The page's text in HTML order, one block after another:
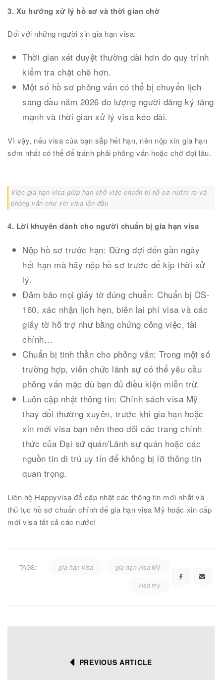
3. Xu hướng xử lý hồ sơ và thời gian chờ
Đối với những người xin gia hạn visa:
Thời gian xét duyệt thường dài hơn do quy trình
kiểm tra chặt chẽ hơn.
Một số hồ sơ phỏng vấn có thể bị chuyển lịch
sang đầu năm 2026 do lượng người đăng ký tăng
mạnh và thời gian xử lý visa kéo dài.
Vì vậy, nếu visa của bạn sắp hết hạn, nên nộp xin gia hạn
sớm nhất có thể để tránh phải phỏng vấn hoặc chờ đợi lâu.
Việc gia hạn visa giúp hạn chế việc chuẩn bị hồ sơ rườm ra và
phỏng vấn như xin visa lần đầu
4. Lời khuyên dành cho người chuẩn bị gia hạn visa
Nộp hồ sơ trước hạn: Đừng đợi đến gần ngày
hết hạn mà hãy nộp hồ sơ trước để kịp thời xử
lý.
Đảm bảo mọi giấy tờ đúng chuẩn: Chuẩn bị DS-
160, xác nhận lịch hẹn, biên lai phí visa và các
giấy tờ hỗ trợ như bằng chứng công việc, tài
chính…
Chuẩn bị tinh thần cho phỏng vấn: Trong một số
trường hợp, viên chức lãnh sự có thể yêu cầu
phỏng vấn mặc dù bạn đủ điều kiện miễn trừ.
Luôn cập nhật thông tin: Chính sách visa Mỹ
thay đổi thường xuyên, trước khi gia hạn hoặc
xin mới visa bạn nên theo dõi các trang chính
thức của Đại sứ quán/Lãnh sự quán hoặc các
nguồn tin di trú uy tín để không bị lỡ thông tin
quan trọng.
Liên hệ Happyvisa để cập nhật các thông tin mới nhất và
thủ tục hồ sơ chuẩn chỉnh để gia hạn visa Mỹ hoặc xin cấp
mới visa tất cả các nước!
TAGS: gia hạn visa gia hạn visa Mỹ
visa my
PREVIOUS ARTICLE